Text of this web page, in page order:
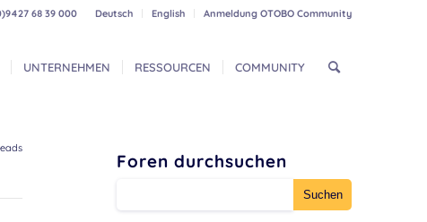
Deutsch English Anmeldung OTOBO Community
68 39 000
UNTERNEHMEN RESSOURCEN COMMUNITY
Foren durchsuchen